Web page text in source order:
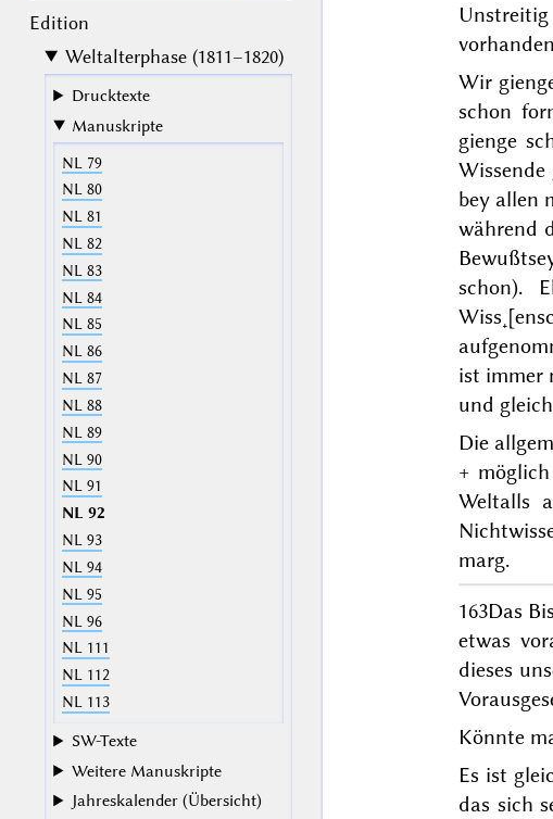
Edition
Weltalterphase (1811–1820)
Drucktexte
Manuskripte
NL 79
NL 80
NL 81
NL 82
NL 83
NL 84
NL 85
NL 86
NL 87
NL 88
NL 89
NL 90
NL 91
NL 92
NL 93
NL 94
NL 95
NL 96
NL 111
NL 112
NL 113
SW-Texte
Weitere Manuskripte
Jahreskalender (Übersicht)
vorhanden
Wir
schon
gienge
bey allen
während
schon).
ist immer
und
Die
+
Weltalls
marg.
163Das
etwas
dieses
Könnte
Es ist
das sich